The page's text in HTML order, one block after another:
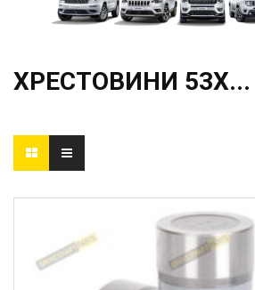
ХРЕСТОВИНИ 53X...